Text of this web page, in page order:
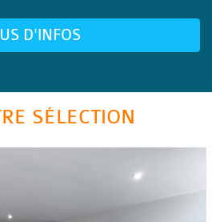
D'INFOS
SÉLECTION